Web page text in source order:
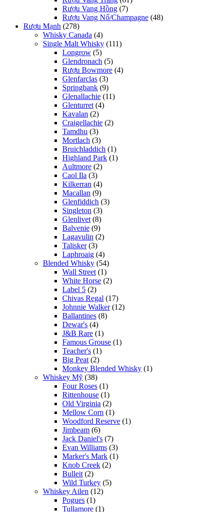
Rượu Vang Hồng (7)
Rượu Vang Nổ/Champagne (48)
Rượu Mạnh (278)
Whisky Canada (4)
Single Malt Whisky (111)
Longrow (5)
Glendronach (5)
Rượu Bowmore (4)
Glenfarclas (3)
Springbank (9)
Glenallachie (11)
Glenturret (4)
Kavalan (2)
Craigellachie (2)
Tamdhu (3)
Mortlach (3)
Bruichladdich (1)
Highland Park (1)
Aultmore (2)
Caol Ila (3)
Kilkerran (4)
Macallan (9)
Glenfiddich (3)
Singleton (3)
Glenlivet (8)
Balvenie (9)
Lagavulin (2)
Talisker (3)
Laphroaig (4)
Blended Whisky (54)
Wall Street (1)
White Horse (2)
Label 5 (2)
Chivas Regal (17)
Johnnie Walker (12)
Ballantines (8)
Dewar's (4)
J&B Rare (1)
Famous Grouse (1)
Teacher's (1)
Big Peat (2)
Monkey Blended Whisky (1)
Whiskey Mỹ (38)
Four Roses (1)
Rittenhouse (1)
Old Virginia (2)
Mellow Corn (1)
Woodford Reserve (1)
Jimbeam (6)
Jack Daniel's (7)
Evan Williams (3)
Marker's Mark (1)
Knob Creek (2)
Bulleit (2)
Wild Turkey (5)
Whiskey Ailen (12)
Pogues (1)
Tullamore (1)